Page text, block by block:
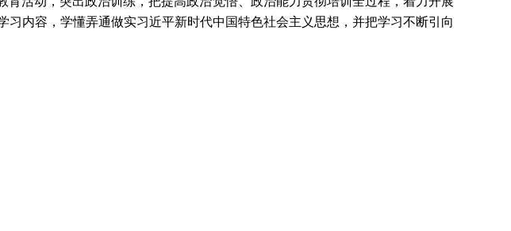
内容，学懂弄通做实习近平新时代中国特色社会主义思想，并把学习不断引向